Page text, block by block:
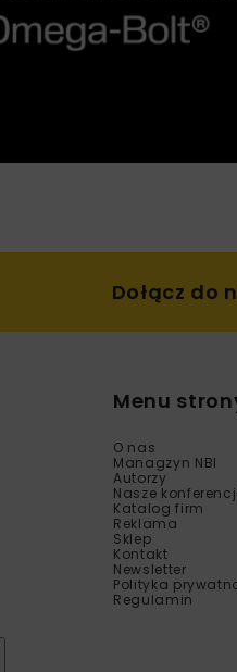
Dołącz do
Menu
O nas
Managzyn NBI
Autorzy
Nasze
Katalog firm
Reklama
Sklep
Kontakt
Newsletter
Polityka
Regulamin